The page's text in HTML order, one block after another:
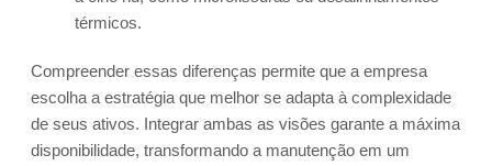
térmicos.
Compreender essas diferenças permite que a empresa
escolha a estratégia que melhor se adapta à complexidade
de seus ativos. Integrar ambas as visões garante a máxima
disponibilidade, transformando a manutenção em um